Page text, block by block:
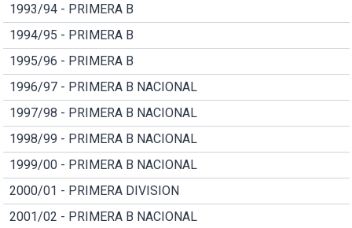
1993/94 - PRIMERA B
1994/95 - PRIMERA B
1995/96 - PRIMERA B
1996/97 - PRIMERA B NACIONAL
1997/98 - PRIMERA B NACIONAL
1998/99 - PRIMERA B NACIONAL
1999/00 - PRIMERA B NACIONAL
2000/01 - PRIMERA DIVISION
2001/02 - PRIMERA B NACIONAL